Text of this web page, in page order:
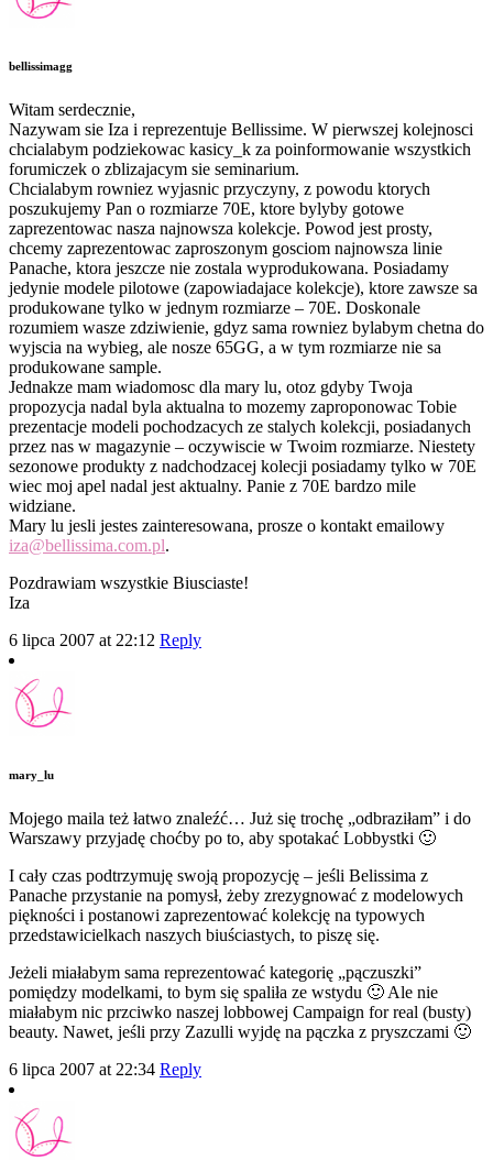
bellissimagg
Witam serdecznie,
Nazywam sie Iza i reprezentuje Bellissime. W pierwszej kolejnosci
chcialabym podziekowac kasicy_k za poinformowanie wszystkich
forumiczek o zblizajacym sie seminarium.
Chcialabym rowniez wyjasnic przyczyny, z powodu ktorych
poszukujemy Pan o rozmiarze 70E, ktore bylyby gotowe
zaprezentowac nasza najnowsza kolekcje. Powod jest prosty,
chcemy zaprezentowac zaproszonym gosciom najnowsza linie
Panache, ktora jeszcze nie zostala wyprodukowana. Posiadamy
jedynie modele pilotowe (zapowiadajace kolekcje), ktore zawsze sa
produkowane tylko w jednym rozmiarze – 70E. Doskonale
rozumiem wasze zdziwienie, gdyz sama rowniez bylabym chetna do
wyjscia na wybieg, ale nosze 65GG, a w tym rozmiarze nie sa
produkowane sample.
Jednakze mam wiadomosc dla mary lu, otoz gdyby Twoja
propozycja nadal byla aktualna to mozemy zaproponowac Tobie
prezentacje modeli pochodzacych ze stalych kolekcji, posiadanych
przez nas w magazynie – oczywiscie w Twoim rozmiarze. Niestety
sezonowe produkty z nadchodzacej kolecji posiadamy tylko w 70E
wiec moj apel nadal jest aktualny. Panie z 70E bardzo mile
widziane.
Mary lu jesli jestes zainteresowana, prosze o kontakt emailowy
iza@bellissima.com.pl.
Pozdrawiam wszystkie Biusciaste!
Iza
6 lipca 2007 at 22:12 Reply
mary_lu
Mojego maila też łatwo znaleźć… Już się trochę „odbraziłam” i do
Warszawy przyjadę choćby po to, aby spotakać Lobbystki 🙂
I cały czas podtrzymuję swoją propozycję – jeśli Belissima z
Panache przystanie na pomysł, żeby zrezygnować z modelowych
piękności i postanowi zaprezentować kolekcję na typowych
przedstawicielkach naszych biuściastych, to piszę się.
Jeżeli miałabym sama reprezentować kategorię „pączuszki”
pomiędzy modelkami, to bym się spaliła ze wstydu 🙂 Ale nie
miałabym nic przciwko naszej lobbowej Campaign for real (busty)
beauty. Nawet, jeśli przy Zazulli wyjdę na pączka z pryszczami 🙂
6 lipca 2007 at 22:34 Reply